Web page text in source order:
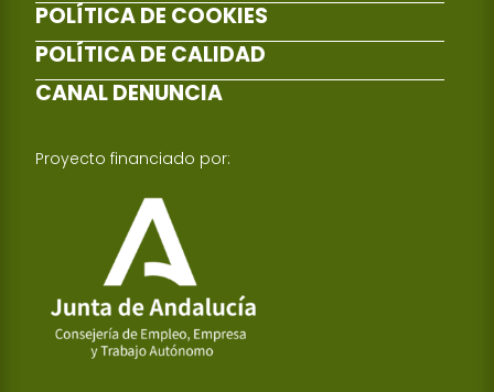
POLÍTICA DE COOKIES
POLÍTICA DE CALIDAD
CANAL DENUNCIA
Proyecto financiado por: